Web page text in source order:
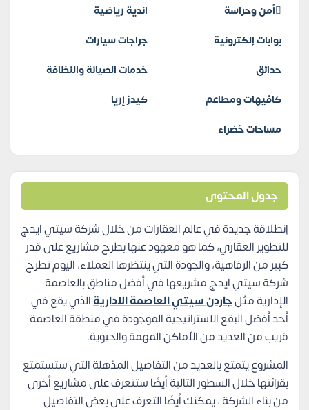
أمن وحراسة
اندية رياضية
بوابات إلكترونية
جراجات سيارات
حدائق
خدمات الصيانة والنظافة
كافيهات ومطاعم
كيدز إريا
مساحات خضراء
جدول المحتوى
إنطلاقة جديدة في عالم العقارات من خلال شركة سيتي ايدج
للتطوير العقاري، كما هو معهود عنها بطرح مشاريع على قدر
كبير من الرفاهية، والجودة التي ينتظرها العملاء، اليوم تطرح
شركة سيتي ايدج مشريعها في أفضل مناطق بالعاصمة
الإدارية مثلجاردن سيتي العاصمة الاداريةالذي يقع في
أحد أفضل البقع الاستراتيجية الموجودة في منطقة العاصمة
قريب من العديد من الأماكن المهمة والحيوية.
المشروع يتمتع بالعديد من التفاصيل المذهلة التي ستستمتع
بقرائتها خلال السطور التالية أيضًا ستتعرف على مشاريع أخرى
من بناء الشركة ، يمكنك أيضًا التعرف على بعض التفاصيل